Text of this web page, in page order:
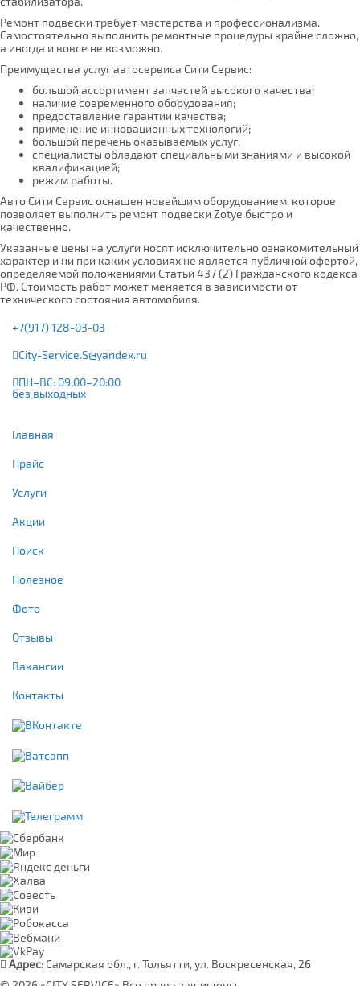
Ремонт подвески требует мастерства и профессионализма.
Самостоятельно выполнить ремонтные процедуры крайне сложно,
а иногда и вовсе не возможно.
Преимущества услуг автосервиса Сити Сервис:
большой ассортимент запчастей высокого качества;
наличие современного оборудования;
предоставление гарантии качества;
применение инновационных технологий;
большой перечень оказываемых услуг;
специалисты обладают специальными знаниями и высокой
квалификацией;
режим работы.
Авто Сити Сервис оснащен новейшим оборудованием, которое
позволяет выполнить ремонт подвески Zotye быстро и
качественно.
Указанные цены на услуги носят исключительно ознакомительный
характер и ни при каких условиях не является публичной офертой,
определяемой положениями Статьи 437 (2) Гражданского кодекса
РФ. Стоимость работ может меняется в зависимости от
технического состояния автомобиля.
+7(917) 128-03-03
City-Service.S@yandex.ru
ПН–ВС: 09:00–20:00
без выходных
Главная
Прайс
Услуги
Акции
Поиск
Полезное
Фото
Отзывы
Вакансии
Контакты
Адрес: Самарская обл., г. Тольятти, ул. Воскресенская, 26